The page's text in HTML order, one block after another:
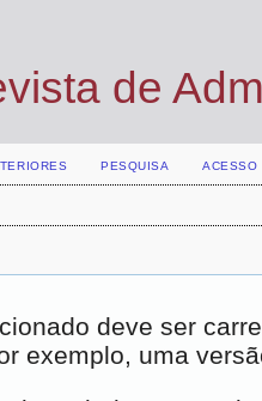
de
PESQUISA ACESSO
deve ser
exemplo, uma